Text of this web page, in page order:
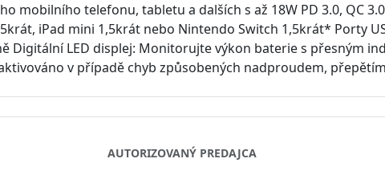
mobilního telefonu, tabletu a dalších s až 18W PD 3.0, QC
iPad mini 1,5krát nebo Nintendo Switch 1,5krát* Porty
Digitální LED displej: Monitorujte výkon baterie s přesným
v případě chyb způsobených nadproudem,
AUTORIZOVANÝ PREDAJCA